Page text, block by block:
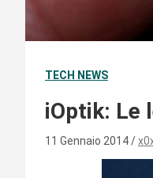
TECH NEWS
iOptik: Le
11 Gennaio 2014